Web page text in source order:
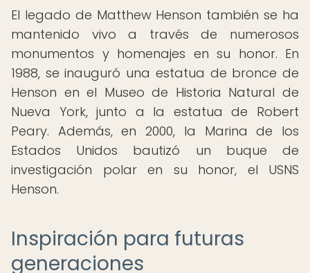
El legado de Matthew Henson también se ha
mantenido vivo a través de numerosos
monumentos y homenajes en su honor. En
1988, se inauguró una estatua de bronce de
Henson en el Museo de Historia Natural de
Nueva York, junto a la estatua de Robert
Peary. Además, en 2000, la Marina de los
Estados Unidos bautizó un buque de
investigación polar en su honor, el USNS
Henson.
Inspiración para futuras
generaciones